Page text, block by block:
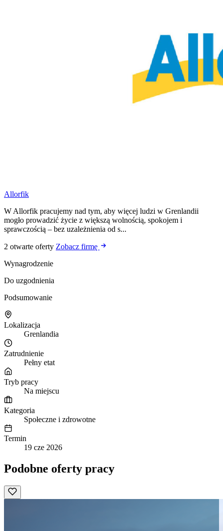
Allorfik
W Allorfik pracujemy nad tym, aby więcej ludzi w Grenlandii
mogło prowadzić życie z większą wolnością, spokojem i
sprawczością – bez uzależnienia od s...
2 otwarte oferty Zobacz firmę
Wynagrodzenie
Do uzgodnienia
Podsumowanie
Lokalizacja
Grenlandia
Zatrudnienie
Pełny etat
Tryb pracy
Na miejscu
Kategoria
Społeczne i zdrowotne
Termin
19 cze 2026
Podobne oferty pracy